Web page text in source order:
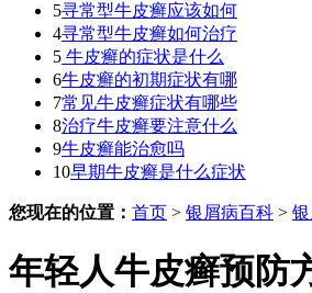
5寻常型牛皮癣应该如何
4寻常型牛皮癣如何治疗
5 牛皮癣的症状是什么
6牛皮癣的初期症状有哪
7常见牛皮癣症状有哪些
8治疗牛皮癣要注意什么
9牛皮癣能治愈吗
10早期牛皮癣是什么症状
您现在的位置： 首页 > 银屑病百科 >
年轻人牛皮癣预防